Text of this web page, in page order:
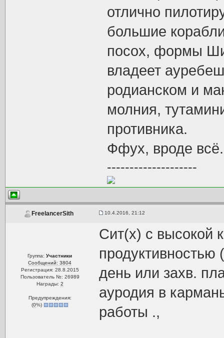
отлично
большие
посох, формы
владеет
родианском и
молния,
противника.
Ффух, вроде всё.
--------------------
FreelancerSith 10.4.2016, 21:12
Группа:Участники
Сообщений: 3804
Регистрация: 28.8.2015
Пользователь №: 26989
Награды: 2
Предупреждения:
(0%)
Сит(х) с высокой
день или захв.
ауродия в
работы .,